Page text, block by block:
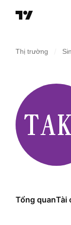
Thị trường
Tổng quanTài